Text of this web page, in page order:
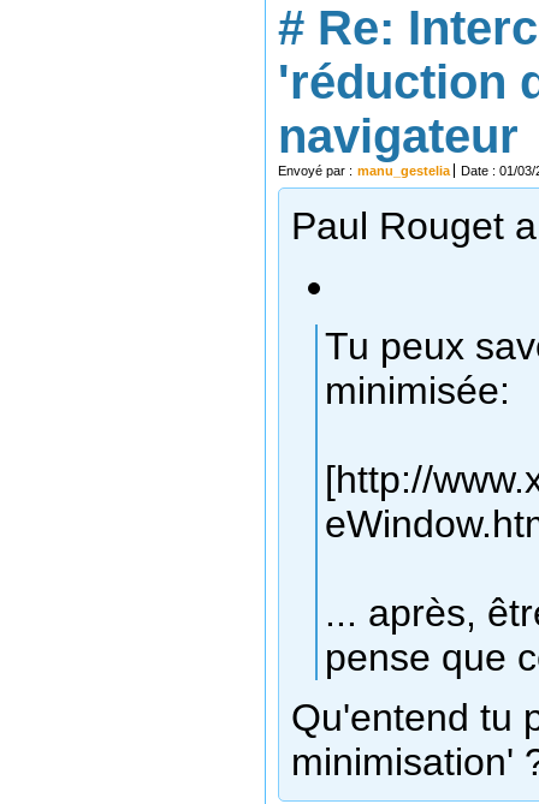
# Re:
'réduction
navigateur
Envoyé par : manu_gestelia Date : 01/03/
Paul Rouget
Tu peux
minimisée:
[http://
... après,
pense que
Qu'entend tu
minimisation'